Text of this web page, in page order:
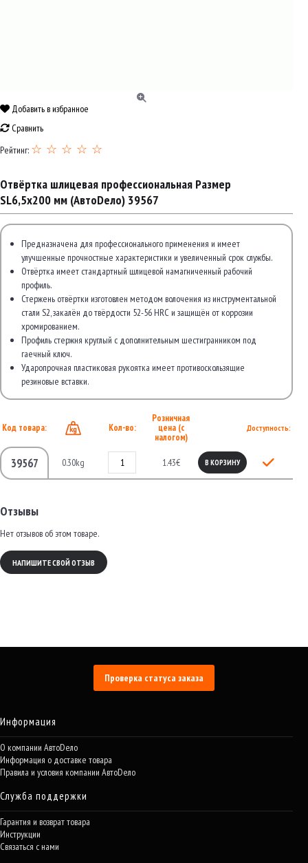
Добавить в избранное
Сравнить
Рейтинг: ☆ ☆ ☆ ☆ ☆
Отвёртка шлицевая профессиональная Размер
SL6,5x200 мм (АвтоDело) 39567
Предназначена для профессионального применения и имеет
улучшенные прочностные характеристики и увеличенный срок службы.
Отвёртка имеет стандартный шлицевой намагниченный рабочий
профиль.
Стержень отвёртки изготовлен методом волочения из инструментальной
стали S2, закалён до твёрдости 52-56 HRC и защищён от коррозии
хромированием.
Профиль стержня круглый с дополнительным шестигранником под
гаечный ключ.
Ударопрочная пластиковая рукоятка имеет противоскользящие
резиновые вставки.
Код товара: Кол-во:
Розничная
цена (с
налогом)
Доступность:
39567 0.30kg 1.43€ В КОРЗИНУ
Отзывы
Нет отзывов об этом товаре.
НАПИШИТЕ СВОЙ ОТЗЫВ
Проверка статуса заказа
Информация
О компании АвтоDело
Информация о доставке товара
Правила и условия компании АвтоDело
Служба поддержки
Гарантия и возврат товара
Инструкции
Связаться с нами